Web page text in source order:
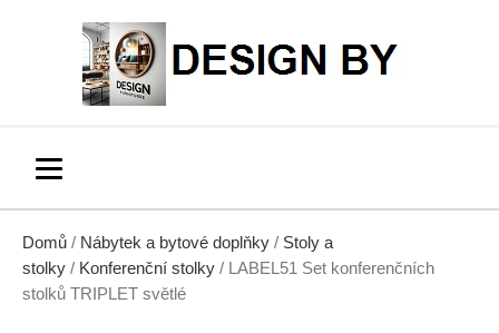
Domů / Nábytek a bytové doplňky / Stoly a
stolky / Konferenční stolky / LABEL51 Set konferenčních
stolků TRIPLET světlé